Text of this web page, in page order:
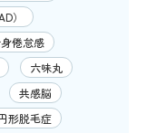
）
倦怠感
六味丸
共感脳
形脱毛症